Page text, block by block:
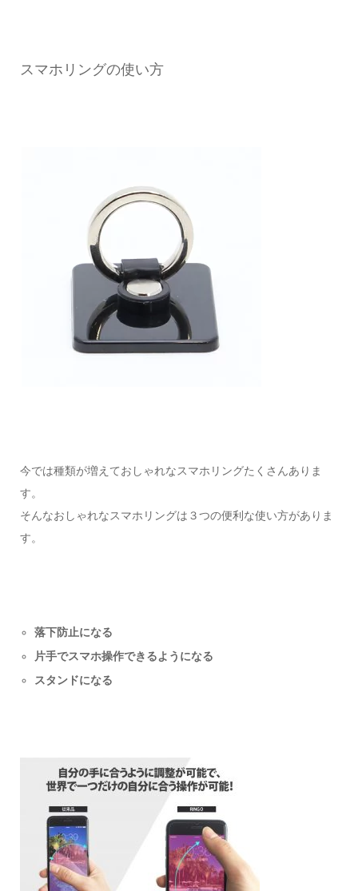
スマホリングの使い方
今では種類が増えておしゃれなスマホリングたくさんありま
す。
そんなおしゃれなスマホリングは３つの便利な使い方がありま
す。
落下防止になる
片手でスマホ操作できるようになる
スタンドになる